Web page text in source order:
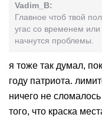
Vadim_B:
Главное чтоб твой
угас со временем
начнутся проблемы.
я тоже так думал,
году патриота.
ничего не
того, что краска